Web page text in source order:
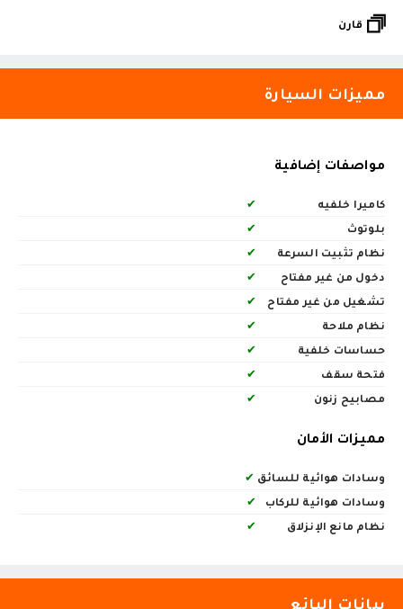
قارن
مميزات السيارة
مواصفات إضافية
كاميرا خلفيه
✔
بلوتوث
✔
نظام تثبيت السرعة
✔
دخول من غير مفتاح
✔
تشغيل من غير مفتاح
✔
نظام ملاحة
✔
حساسات خلفية
✔
فتحة سقف
✔
مصابيح زنون
✔
مميزات الأمان
وسادات هوائية للسائق ✔
وسادات هوائية للركاب
✔
نظام مانع الإنزلاق
✔
بيانات البائع